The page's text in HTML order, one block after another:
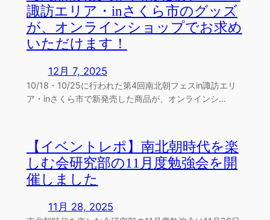
諏訪エリア・inさくら市のグッズ
が、オンラインショップでお求め
いただけます！
12月 7, 2025
10/18・10/25に行われた第4回南北朝フェスin諏訪エリ
ア・inさくら市で新発売した商品が、オンラインシ…
【イベントレポ】南北朝時代を楽
しむ会研究部の11月度勉強会を開
催しました
11月 28, 2025